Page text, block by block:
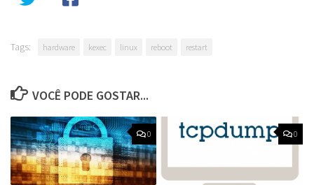
Tags: hardware kexec linux reboot restart
VOCÊ PODE GOSTAR...
0 0